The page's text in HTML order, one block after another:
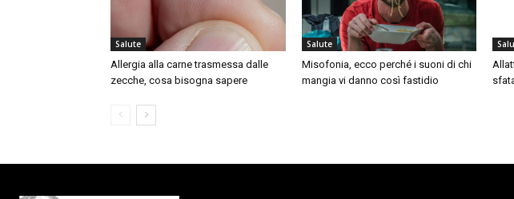
Salute
Allergia alla carne trasmessa dalle
zecche, cosa bisogna sapere
Salute
Misofonia, ecco perché i suoni di chi
mangia vi danno così fastidio